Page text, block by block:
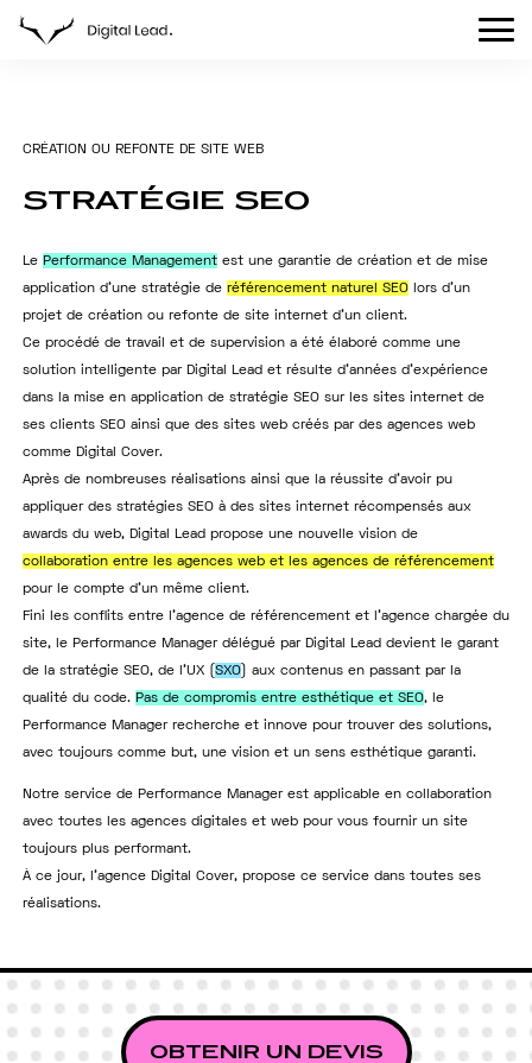
CRÉAT ON OU REFON E DE SI E WEB
STRATÉGIE SEO
Le Performance Managementest une garantie de création et de mise
application d’une stratégie de référencement naturel SEOlors d’un
projet de création ou refonte de site internet d’un client.
Ce procédé de travail et de supervision a été élaboré comme une
solution intelligente par Digital Lead et résulte d’années d’expérience
dans la mise en application de stratégie SEO sur les sites internet de
ses clients SEO ainsi que des sites web créés par des agences web
comme Digital Cover.
Après de nombreuses réalisations ainsi que la réussite d’avoir pu
appliquer des stratégies SEO à des sites internet récompensés aux
awards du web, Digital Lead propose une nouvelle vision de
collaboration entre les agences web et les agences de référencement
pour le compte d’un même client.
Fini les conflits entre l’agence de référencement et l’agence chargée du
site, le Performance Manager délégué par Digital Lead devient le garant
de la stratégie SEO, de l’UX ( SXO) aux contenus en passant par la
qualité du code. Pas de compromis entre esthétique et SEO, le
Performance Manager recherche et innove pour trouver des solutions,
avec toujours comme but, une vision et un sens esthétique garanti.
Notre service de Performance Manager est applicable en collaboration
avec toutes les agences digitales et web pour vous fournir un site
toujours plus performant.
À ce jour, l’agence Digital Cover, propose ce service dans toutes ses
réalisations.
OBTENIR UN DEVIS